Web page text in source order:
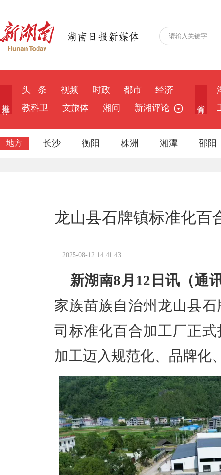
头 条 视频 时政 都市
经济
教科卫
文旅体 湘问 新湘评论
地方 长沙 衡阳 株洲 湘潭 邵阳
龙山县石牌镇标准化百
2025-08-12 14:41:43
新湖南8月12日讯（通
家族苗族自治州龙山县
司标准化百合加工厂正
加工迈入规范化、品牌化